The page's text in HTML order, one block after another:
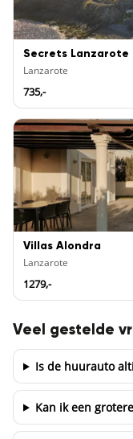
Secrets Lanzarote
Lanzarote
735,-
Villas Alondra
Lanzarote
1279,-
Veel gestelde
Is de huurauto
Kan ik een